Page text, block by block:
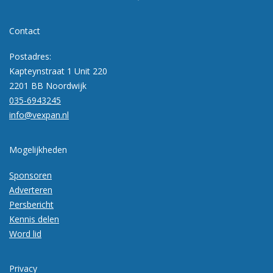
Contact
Postadres:
Kapteynstraat 1 Unit 220
2201 BB Noordwijk
035-6943245
info@vexpan.nl
Mogelijkheden
Sponsoren
Adverteren
Persbericht
Kennis delen
Word lid
Privacy